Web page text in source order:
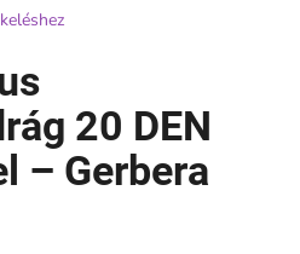
20 DEN
– Gerbera